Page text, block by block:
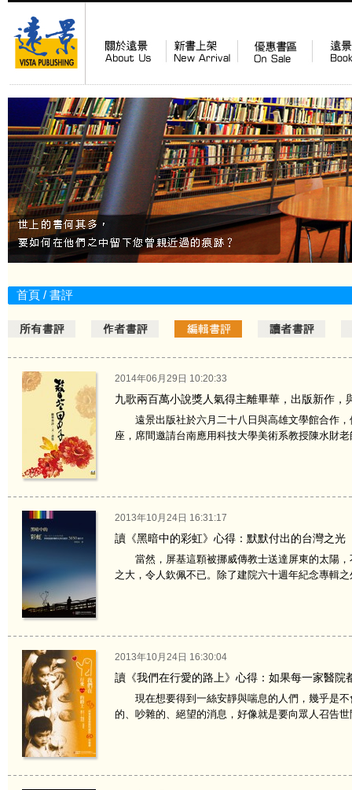
首頁 / 書評
2014年06月29日 10:20:33
九歌兩百萬小說獎人氣得主離畢華，出版新作，
遠景出版社於六月二十八日與高雄文學館合作，
座，席間邀請台南應用科技大學美術系教授陳水財
2013年10月24日 16:31:17
讀《黑暗中的彩虹》心得：默默付出的台灣之光
當然，屏基這顆被挪威傳教士送達屏東的太陽，
之大，令人欽佩不已。除了建院六十週年紀念專輯
2013年10月24日 16:30:04
讀《我們在行愛的路上》心得：如果每一家醫院
現在想要得到一絲安靜與喘息的人們，幾乎是不
的、吵雜的、絕望的消息，好像就是要向眾人召告